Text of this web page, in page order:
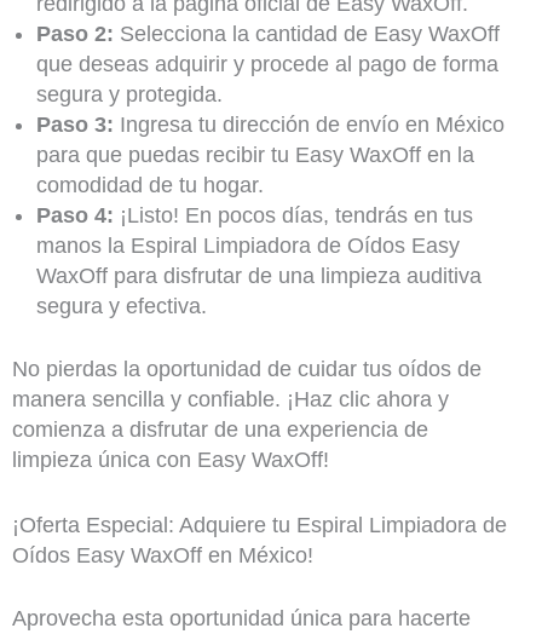
Paso 2: Selecciona la cantidad de Easy WaxOff
que deseas adquirir y procede al pago de forma
segura y protegida.
Paso 3: Ingresa tu dirección de envío en México
para que puedas recibir tu Easy WaxOff en la
comodidad de tu hogar.
Paso 4: ¡Listo! En pocos días, tendrás en tus
manos la Espiral Limpiadora de Oídos Easy
WaxOff para disfrutar de una limpieza auditiva
segura y efectiva.
No pierdas la oportunidad de cuidar tus oídos de
manera sencilla y confiable. ¡Haz clic ahora y
comienza a disfrutar de una experiencia de
limpieza única con Easy WaxOff!
¡Oferta Especial: Adquiere tu Espiral Limpiadora de
Oídos Easy WaxOff en México!
Aprovecha esta oportunidad única para hacerte